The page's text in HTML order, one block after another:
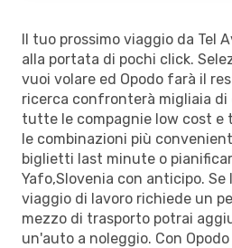
Il tuo prossimo viaggio da Tel
alla portata di pochi click.
vuoi volare ed Opodo farà il
ricerca confronterà migliaia
tutte le compagnie low cost e
le combinazioni più
biglietti last minute o
Yafo,Slovenia con anticipo.
viaggio di lavoro richiede un
mezzo di trasporto potrai
un'auto a noleggio. Con